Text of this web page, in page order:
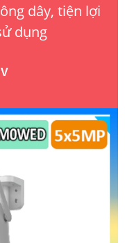
dây, tiện lợi
dụng